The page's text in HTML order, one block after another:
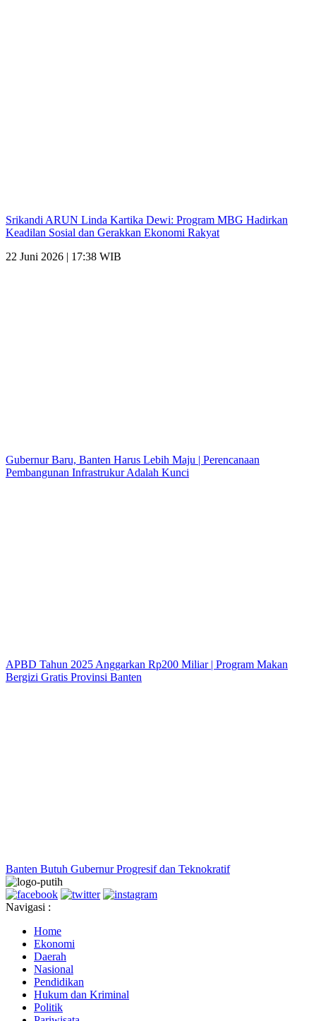
Srikandi ARUN Linda Kartika Dewi: Program MBG Hadirkan
Keadilan Sosial dan Gerakkan Ekonomi Rakyat
22 Juni 2026 | 17:38 WIB
Gubernur Baru, Banten Harus Lebih Maju | Perencanaan
Pembangunan Infrastrukur Adalah Kunci
APBD Tahun 2025 Anggarkan Rp200 Miliar | Program Makan
Bergizi Gratis Provinsi Banten
Banten Butuh Gubernur Progresif dan Teknokratif
Navigasi :
Home
Ekonomi
Daerah
Nasional
Pendidikan
Hukum dan Kriminal
Politik